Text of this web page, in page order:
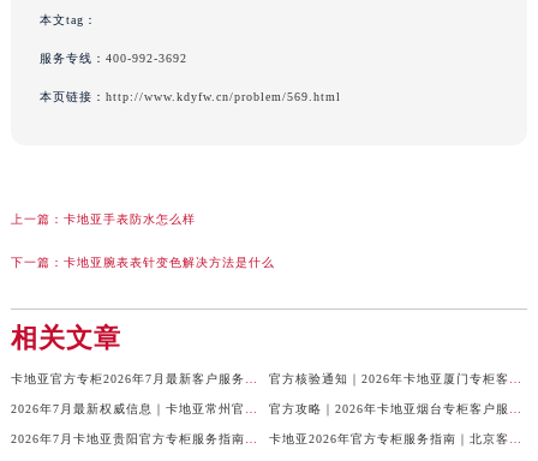
本文tag：
服务专线： 400-992-3692
本页链接： http://www.kdyfw.cn/problem/569.html
上一篇： 卡地亚手表防水怎么样
下一篇： 卡地亚腕表表针变色解决方法是什么
相关文章